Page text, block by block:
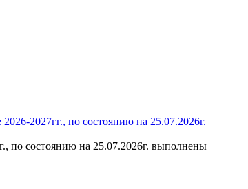
2027гг., по состоянию на 25.07.2026г.
по состоянию на 25.07.2026г. выполнены